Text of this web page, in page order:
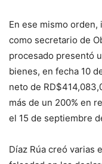
En ese mismo
como secretario de
procesado presentó
bienes, en fecha 10
neto de
más de un 200% en
el 15 de septiembre
Díaz Rúa creó varias